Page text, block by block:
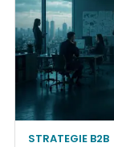
STRATEGIE B2B